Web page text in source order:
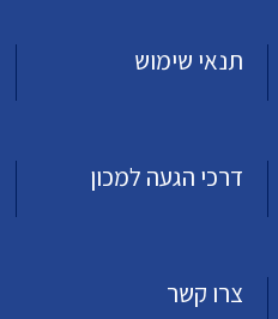
תנאי שימוש
דרכי הגעה למכון
צרו קשר